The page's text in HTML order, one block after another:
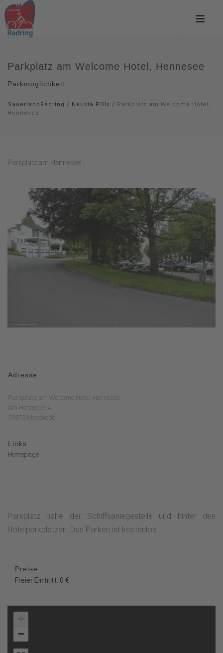
Parkplatz am Welcome Hotel, Hennesee
Parkmöglichkeit
SauerlandRadring / Neusta POIs / Parkplatz am Welcome Hotel,
Hennesee
Parkplatz am Hennesee
Adresse
Parkplatz am Welcome Hotel, Hennesee
Am Hennesee 4
59872 Meschede
Links
Homepage
Parkplatz nahe der Schiffsanlegestelle und hinter den
Hotelparkplätzen. Das Parken ist kostenlos.
Preise
Freier Eintritt: 0 €
−